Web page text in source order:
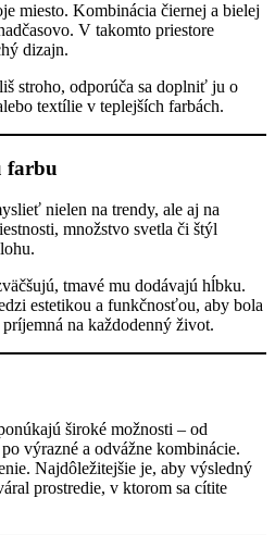
miesto. Kombinácia čiernej a bielej
V takomto priestore
dizajn.
stroho, odporúča sa doplniť ju o
textílie v teplejších farbách.
farbu
nielen na trendy, ale aj na
množstvo svetla či štýl
tmavé mu dodávajú hĺbku.
estetikou a funkčnosťou, aby bola
na každodenný život.
široké možnosti – od
výrazné a odvážne kombinácie.
Najdôležitejšie je, aby výsledný
prostredie, v ktorom sa cítite